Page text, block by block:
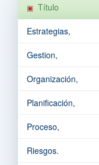
Título
Estrategias,
Gestion,
Organización,
Planificación,
Proceso,
Riesgos.